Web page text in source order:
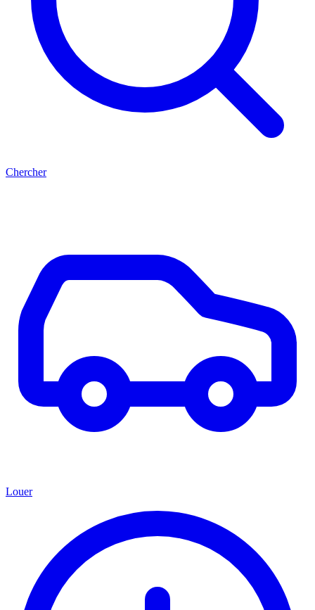
Chercher
Louer